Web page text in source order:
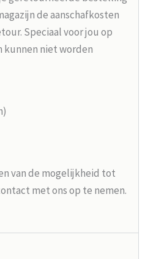
de aanschafkosten
Speciaal voor jou op
kunnen niet worden
van de mogelijkheid tot
met ons op te nemen.